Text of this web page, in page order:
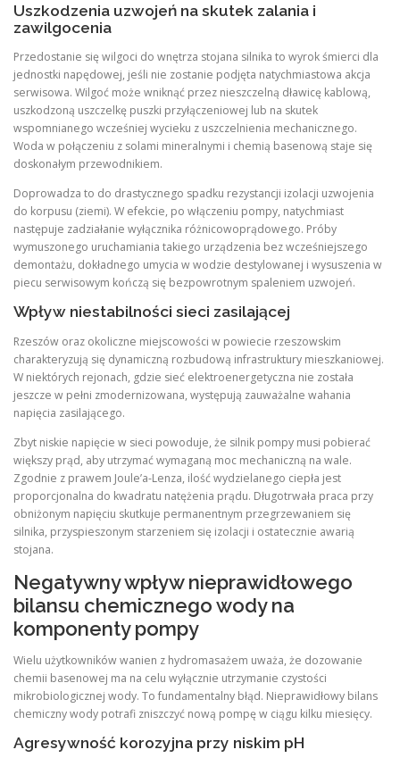
Uszkodzenia uzwojeń na skutek zalania i
zawilgocenia
Przedostanie się wilgoci do wnętrza stojana silnika to wyrok śmierci dla
jednostki napędowej, jeśli nie zostanie podjęta natychmiastowa akcja
serwisowa. Wilgoć może wniknąć przez nieszczelną dławicę kablową,
uszkodzoną uszczelkę puszki przyłączeniowej lub na skutek
wspomnianego wcześniej wycieku z uszczelnienia mechanicznego.
Woda w połączeniu z solami mineralnymi i chemią basenową staje się
doskonałym przewodnikiem.
Doprowadza to do drastycznego spadku rezystancji izolacji uzwojenia
do korpusu (ziemi). W efekcie, po włączeniu pompy, natychmiast
następuje zadziałanie wyłącznika różnicowoprądowego. Próby
wymuszonego uruchamiania takiego urządzenia bez wcześniejszego
demontażu, dokładnego umycia w wodzie destylowanej i wysuszenia w
piecu serwisowym kończą się bezpowrotnym spaleniem uzwojeń.
Wpływ niestabilności sieci zasilającej
Rzeszów oraz okoliczne miejscowości w powiecie rzeszowskim
charakteryzują się dynamiczną rozbudową infrastruktury mieszkaniowej.
W niektórych rejonach, gdzie sieć elektroenergetyczna nie została
jeszcze w pełni zmodernizowana, występują zauważalne wahania
napięcia zasilającego.
Zbyt niskie napięcie w sieci powoduje, że silnik pompy musi pobierać
większy prąd, aby utrzymać wymaganą moc mechaniczną na wale.
Zgodnie z prawem Joule’a-Lenza, ilość wydzielanego ciepła jest
proporcjonalna do kwadratu natężenia prądu. Długotrwała praca przy
obniżonym napięciu skutkuje permanentnym przegrzewaniem się
silnika, przyspieszonym starzeniem się izolacji i ostatecznie awarią
stojana.
Negatywny wpływ nieprawidłowego
bilansu chemicznego wody na
komponenty pompy
Wielu użytkowników wanien z hydromasażem uważa, że dozowanie
chemii basenowej ma na celu wyłącznie utrzymanie czystości
mikrobiologicznej wody. To fundamentalny błąd. Nieprawidłowy bilans
chemiczny wody potrafi zniszczyć nową pompę w ciągu kilku miesięcy.
Agresywność korozyjna przy niskim pH